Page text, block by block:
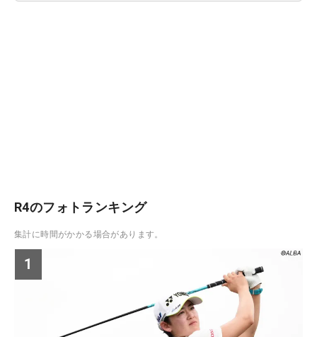
R4のフォトランキング
集計に時間がかかる場合があります。
1